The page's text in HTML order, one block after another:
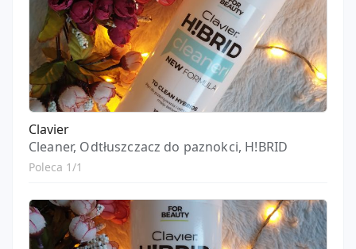
Clavier
Cleaner, Odtłuszczacz do paznokci, H!BRID
Poleca 1/1